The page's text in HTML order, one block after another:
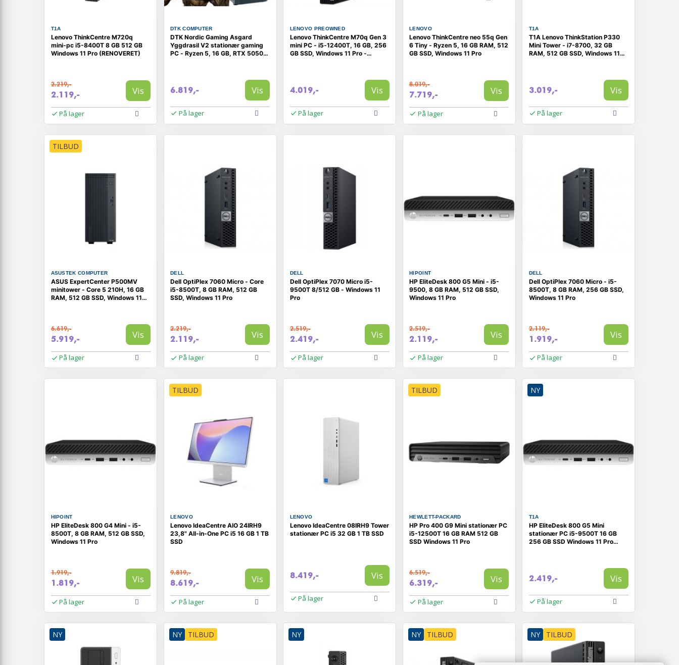
T1A
Lenovo ThinkCentre M720q
mini‑pc i5-8400T 8 GB 512 GB
Windows 11 Pro (RENOVERET)
2.219,-
2.119,- Vis
På lager
DTK COMPUTER
DTK Nordic Gaming Asgard
Yggdrasil V2 stationær gaming
PC - Ryzen 5, 16 GB, RTX 5050, 1
6.819,- Vis
På lager
LENOVO PREOWNED
Lenovo ThinkCentre M70q Gen 3
mini PC - i5‑12400T, 16 GB, 256
GB SSD, Windows 11 Pro -
4.019,- Vis
På lager
LENOVO
Lenovo ThinkCentre neo 55q Gen
6 Tiny - Ryzen 5, 16 GB RAM, 512
GB SSD, Windows 11 Pro
8.019,-
7.719,- Vis
På lager
T1A
T1A Lenovo ThinkStation P330
Mini Tower - i7-8700, 32 GB
RAM, 512 GB SSD, Windows 11
3.019,- Vis
På lager
TILBUD
ASUSTEK COMPUTER
ASUS ExpertCenter P500MV
minitower - Core 5 210H, 16 GB
RAM, 512 GB SSD, Windows 11
6.619,-
5.919,- Vis
På lager
DELL
Dell OptiPlex 7060 Micro - Core
i5-8500T, 8 GB RAM, 512 GB
SSD, Windows 11 Pro
2.219,-
2.119,- Vis
På lager
DELL
Dell OptiPlex 7070 Micro i5-
9500T 8/512 GB - Windows 11
Pro
2.519,-
2.419,- Vis
På lager
HIPOINT
HP EliteDesk 800 G5 Mini - i5-
9500, 8 GB RAM, 512 GB SSD,
Windows 11 Pro
2.519,-
2.119,- Vis
På lager
DELL
Dell OptiPlex 7060 Micro - i5-
8500T, 8 GB RAM, 256 GB SSD,
Windows 11 Pro
2.119,-
1.919,- Vis
På lager
HIPOINT
HP EliteDesk 800 G4 Mini - i5-
8500T, 8 GB RAM, 512 GB SSD,
Windows 11 Pro
1.919,-
1.819,- Vis
På lager
TILBUD
LENOVO
Lenovo IdeaCentre AIO 24IRH9
23,8" All-in-One PC i5 16 GB 1 TB
SSD
9.819,-
8.619,- Vis
På lager
LENOVO
Lenovo IdeaCentre 08IRH9 Tower
stationær PC i5 32 GB 1 TB SSD
8.419,- Vis
På lager
TILBUD
HEWLETT-PACKARD
HP Pro 400 G9 Mini stationær PC
i5-12500T 16 GB RAM 512 GB
SSD Windows 11 Pro
6.519,-
6.319,- Vis
På lager
NY
T1A
HP EliteDesk 800 G5 Mini
stationær PC i5-9500T 16 GB
256 GB SSD Windows 11 Pro
2.419,- Vis
På lager
NY NY TILBUD NY NY TILBUD NY TILBUD